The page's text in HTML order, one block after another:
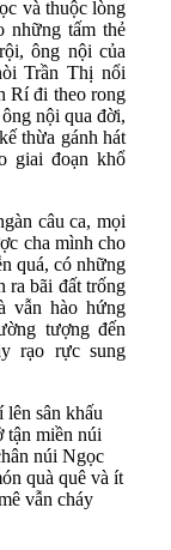
và thuộc lòng
những tấm thẻ
ông nội của
Trần Thị nổi
Rí đi theo rong
nội qua đời,
thừa gánh hát
giai đoạn khổ
câu ca, mọi
cha mình cho
quá, có những
ra bãi đất trống
vẫn hào hứng
tượng đến
rạo rực sung
sân khấu
tận miền núi
núi Ngọc
quà quê và ít
vẫn cháy